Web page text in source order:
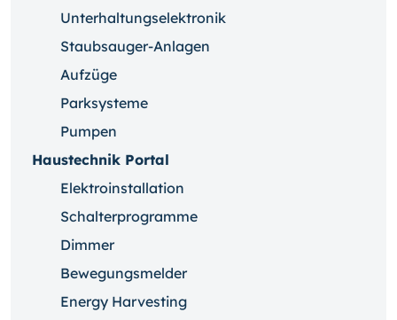
Unterhaltungselektronik
Staubsauger-Anlagen
Aufzüge
Parksysteme
Pumpen
Haustechnik Portal
Elektroinstallation
Schalterprogramme
Dimmer
Bewegungsmelder
Energy Harvesting